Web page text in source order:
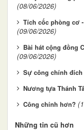
(08/06/2026)
Tích cốc phòng cơ
(09/06/2026)
Bài hát cộng đồng
(09/06/2026)
Sự công chính
Nương tựa Thánh
Công chính hơn?
Những tin cũ hơn